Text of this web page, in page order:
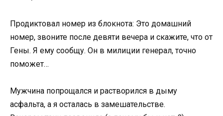
Продиктовал номер из блокнота: Это домашний
номер, звоните после девяти вечера и скажите, что от
Гены. Я ему сообщу. Он в милиции генерал, точно
поможет…
Мужчина попрощался и растворился в дыму
асфальта, а я осталась в замешательстве.